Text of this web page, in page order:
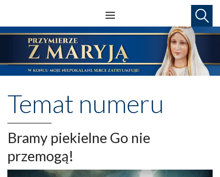
Temat numeru
Bramy piekielne Go nie
przemogą!